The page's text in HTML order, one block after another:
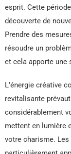
esprit. Cette
découverte de
Prendre des
résoudre un
et cela apporte une
L’énergie créative
revitalisante
considérablement
mettent en lumière
votre charisme.